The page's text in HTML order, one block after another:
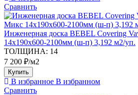
Сравнить
Инженерная доска BEBEL Covering
14х190х600-2100мм (ш-п) 3,192 м2/уп.
ТОЛЩИНА: 14
7 200 ₽/м2
Купить
В избранное В избранном
Сравнить